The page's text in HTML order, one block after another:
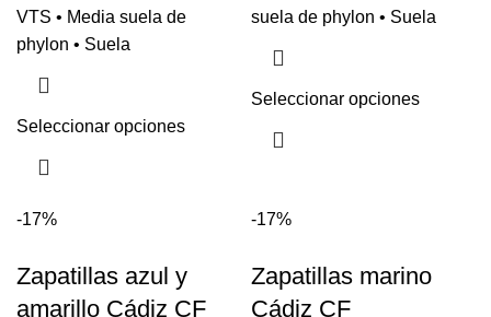
VTS • Media suela de
phylon • Suela
Seleccionar opciones
suela de phylon • Suela
Seleccionar opciones
-17%
Zapatillas azul y
amarillo Cádiz CF
-17%
Zapatillas marino
Cádiz CF